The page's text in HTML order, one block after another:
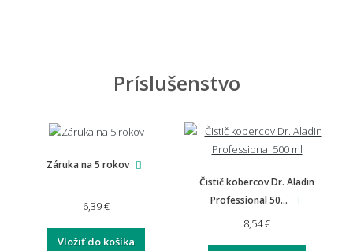
Príslušenstvo
Záruka na 5 rokov
6,39 €
Vložiť do košíka
Čistič kobercov Dr. Aladin
Professional 50...
8,54 €